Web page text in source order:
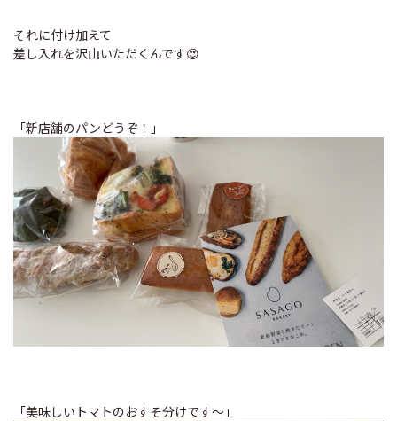
それに付け加えて
差し入れを沢山いただくんです😍
「新店舗のパンどうぞ！」
「美味しいトマトのおすそ分けです～」